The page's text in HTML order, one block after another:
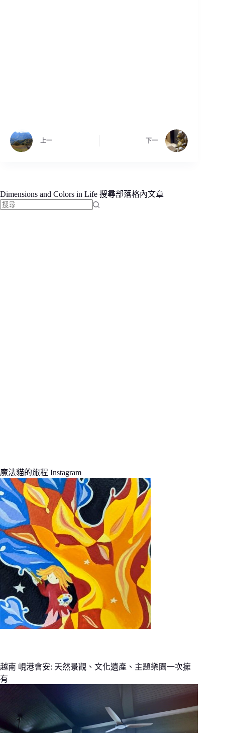
上一 下一
Dimensions and Colors in Life 搜尋部落格內文章
魔法貓的旅程 Instagram
越南 峴港會安: 天然景觀、文化遺產、主題樂園一次擁
有